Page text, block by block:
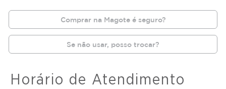
Comprar na Magote é seguro?
Se não usar, posso trocar?
Horário de Atendimento